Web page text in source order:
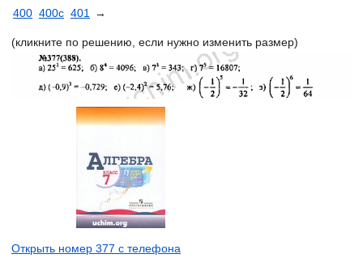
400 400с 401 →
(кликните по решению, если нужно изменить размер)
Открыть номер 377 с телефона